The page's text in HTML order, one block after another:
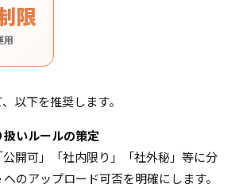
限
用
以下を推奨します。
いルールの策定
開可」「社内限り」「社外秘」等に分
のアップロード可否を明確にします。